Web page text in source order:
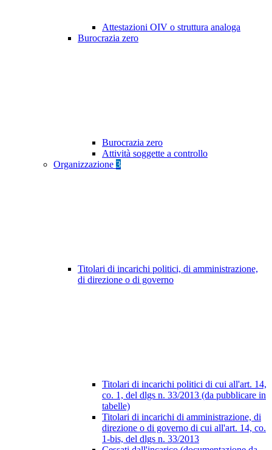
Attestazioni OIV o struttura analoga
Burocrazia zero
Burocrazia zero
Attività soggette a controllo
Organizzazione 3
Titolari di incarichi politici, di amministrazione,
di direzione o di governo
Titolari di incarichi politici di cui all'art. 14,
co. 1, del dlgs n. 33/2013 (da pubblicare in
tabelle)
Titolari di incarichi di amministrazione, di
direzione o di governo di cui all'art. 14, co.
1-bis, del dlgs n. 33/2013